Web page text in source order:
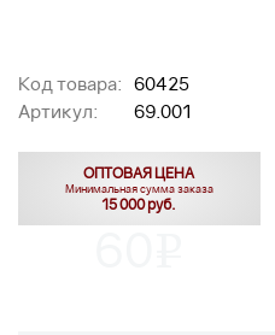
Код товара:
60425
Артикул:
69.001
ОПТОВАЯ ЦЕНА
Минимальная сумма заказа
15 000 руб.